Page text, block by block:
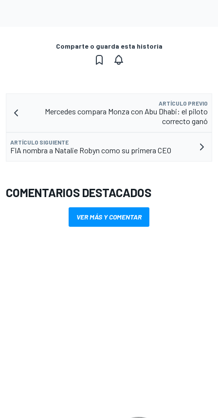
Comparte o guarda esta historia
ARTÍCULO PREVIO
Mercedes compara Monza con Abu Dhabi: el piloto
correcto ganó
ARTÍCULO SIGUIENTE
FIA nombra a Natalie Robyn como su primera CEO
COMENTARIOS DESTACADOS
VER MÁS Y COMENTAR